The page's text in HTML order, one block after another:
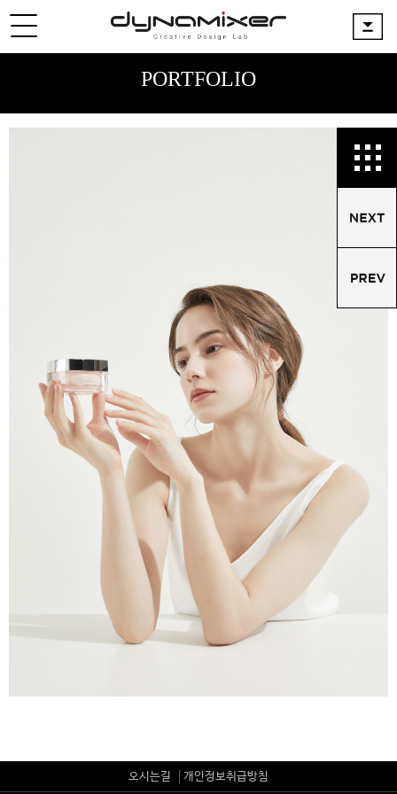
PORTFOLIO
오시는길 개인정보취급방침